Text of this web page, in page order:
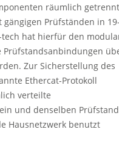
räumlich getrennt
Prüfständen in
hat hierfür den
Prüfstandsanbindungen
Zur Sicherstellung des
Ethercat-Protokoll
verteilte
und denselben
Hausnetzwerk benutzt